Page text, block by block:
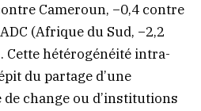
Cameroun, −0,4 contre
(Afrique du Sud, −2,2
Cette hétérogénéité intra-
du partage d’une
change ou d’institutions